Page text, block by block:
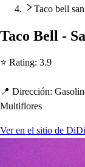
Taco bell
Taco Bell -
⭐ Rating: 3.9
📍 Dirección: Gas
Multiflores
Ver en el sitio de